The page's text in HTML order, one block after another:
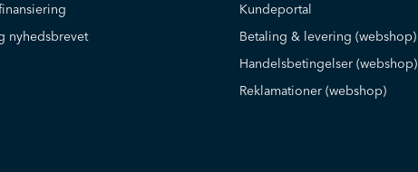
nyhedsbrevet
Kundeportal
Betaling & levering (webshop)
Handelsbetingelser (webshop)
Reklamationer (webshop)